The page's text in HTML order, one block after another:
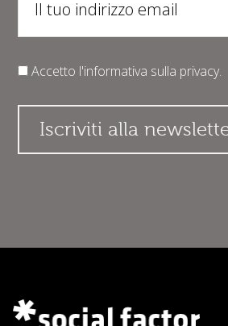
Accetto l'informativa sulla privacy.